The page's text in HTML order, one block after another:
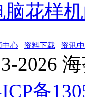
脑花样
中心 | 资料下载 | 资讯
2026
备